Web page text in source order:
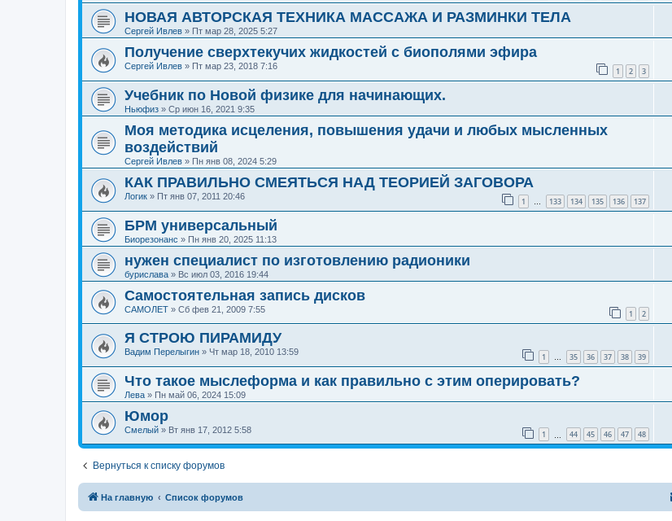
НОВАЯ АВТОРСКАЯ ТЕХНИКА МАССАЖА И РАЗМИНКИ ТЕЛА
Сергей Ивлев » Пт мар 28, 2025 5:27
Получение сверхтекучих жидкостей с биополями эфира
Сергей Ивлев » Пт мар 23, 2018 7:16 1 2 3
Учебник по Новой физике для начинающих.
Ньюфиз » Ср июн 16, 2021 9:35
Моя методика исцеления, повышения удачи и любых мысленных
воздействий
Сергей Ивлев » Пн янв 08, 2024 5:29
КАК ПРАВИЛЬНО СМЕЯТЬСЯ НАД ТЕОРИЕЙ ЗАГОВОРА
Логик » Пт янв 07, 2011 20:46 1 133 134 135 136 137
БРМ универсальный
Биорезонанс » Пн янв 20, 2025 11:13
нужен специалист по изготовлению радионики
бурислава » Вс июл 03, 2016 19:44
Самостоятельная запись дисков
САМОЛЕТ » Сб фев 21, 2009 7:55 1 2
Я СТРОЮ ПИРАМИДУ
Вадим Перелыгин » Чт мар 18, 2010 13:59 1 … 35 36 37 38 39
Что такое мыслеформа и как правильно с этим оперировать?
Лева » Пн май 06, 2024 15:09
Юмор
Смелый » Вт янв 17, 2012 5:58 1 44 45 46 47 48
Вернуться к списку форумов
На главную Список форумов